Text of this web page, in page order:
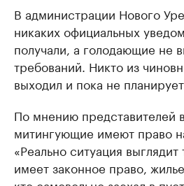
В администрации Нового
никаких официальных
получали, а голодающие не
требований. Никто из
выходил и пока не
По мнению представителей
митингующие имеют право
«Реально ситуация
имеет законное право,